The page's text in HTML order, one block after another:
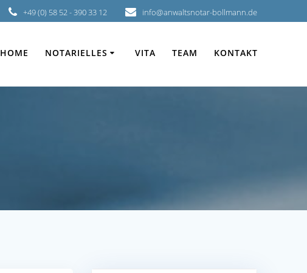
+49 (0) 58 52 - 390 33 12 info@anwaltsnotar-bollmann.de
HOME NOTARIELLES VITA TEAM KONTAKT